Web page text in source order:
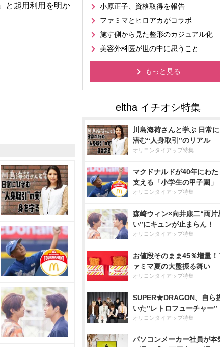
と起用利用を明か
小原正子、資格取得を報告
ファミマとヒロアカがコラボ
施す側から見た整形のカジュアル化
美容外科医が世の中に思うこと
もっと見る
川島海荷さんと学ぶ 日常に
潜む“人身取引”のリアル
オリコンタイアップ特集
マクドナルドが40年にわた
支える「小学生の甲子園」
オリコンタイアップ特集
森崎ウィン×向井康二“両片
い”にキュンが止まらん！
オリコンタイアップ特集
お値段そのまま45％増量！
ァミマ夏の大盤振る舞い
オリコンタイアップ特集
SUPER★DRAGON、自ら
いた”レトロフューチャー”
オリコンタイアップ特集
パソコンメーカー社員が本